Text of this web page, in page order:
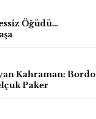
Öğüdü…
Kahraman: Bordo
Paker